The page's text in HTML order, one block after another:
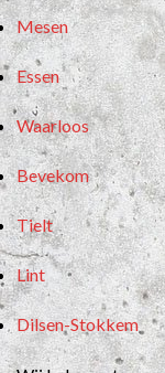
Mesen
Essen
Waarloos
Bevekom
Tielt
Lint
Dilsen-Stokkem